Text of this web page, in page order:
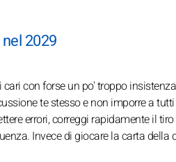
2029
con forse un po' troppo
te stesso e non imporre a
errori, correggi rapidamente il
Invece di giocare la carta della